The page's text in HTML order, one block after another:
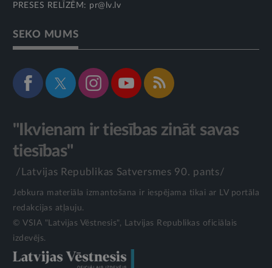
PRESES RELĪZĒM: pr@lv.lv
SEKO MUMS
"Ikvienam ir tiesības zināt savas
tiesības"
/Latvijas Republikas Satversmes 90. pants/
Jebkura materiāla izmantošana ir iespējama tikai ar LV portāla
redakcijas atļauju.
© VSIA "Latvijas Vēstnesis", Latvijas Republikas oficiālais
izdevējs.